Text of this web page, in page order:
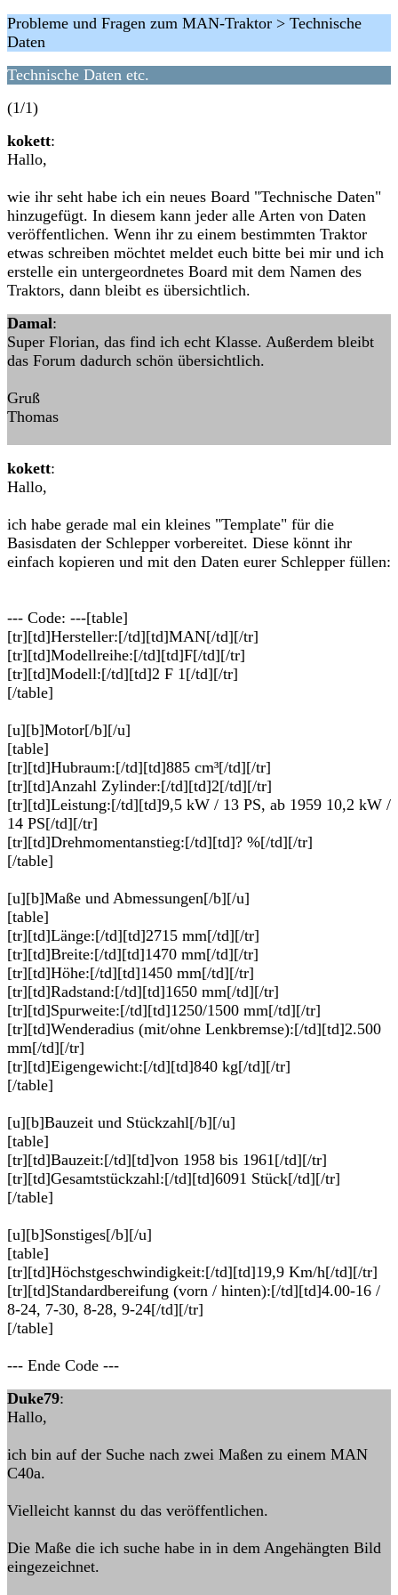
Probleme und Fragen zum MAN-Traktor > Technische
Daten
Technische Daten etc.
(1/1)
kokett:
Hallo,
wie ihr seht habe ich ein neues Board "Technische Daten"
hinzugefügt. In diesem kann jeder alle Arten von Daten
veröffentlichen. Wenn ihr zu einem bestimmten Traktor
etwas schreiben möchtet meldet euch bitte bei mir und ich
erstelle ein untergeordnetes Board mit dem Namen des
Traktors, dann bleibt es übersichtlich.
Damal:
Super Florian, das find ich echt Klasse. Außerdem bleibt
das Forum dadurch schön übersichtlich.
Gruß
Thomas
kokett:
Hallo,
ich habe gerade mal ein kleines "Template" für die
Basisdaten der Schlepper vorbereitet. Diese könnt ihr
einfach kopieren und mit den Daten eurer Schlepper füllen:
--- Code: ---[table]
[tr][td]Hersteller:[/td][td]MAN[/td][/tr]
[tr][td]Modellreihe:[/td][td]F[/td][/tr]
[tr][td]Modell:[/td][td]2 F 1[/td][/tr]
[/table]
[u][b]Motor[/b][/u]
[table]
[tr][td]Hubraum:[/td][td]885 cm³[/td][/tr]
[tr][td]Anzahl Zylinder:[/td][td]2[/td][/tr]
[tr][td]Leistung:[/td][td]9,5 kW / 13 PS, ab 1959 10,2 kW /
14 PS[/td][/tr]
[tr][td]Drehmomentanstieg:[/td][td]? %[/td][/tr]
[/table]
[u][b]Maße und Abmessungen[/b][/u]
[table]
[tr][td]Länge:[/td][td]2715 mm[/td][/tr]
[tr][td]Breite:[/td][td]1470 mm[/td][/tr]
[tr][td]Höhe:[/td][td]1450 mm[/td][/tr]
[tr][td]Radstand:[/td][td]1650 mm[/td][/tr]
[tr][td]Spurweite:[/td][td]1250/1500 mm[/td][/tr]
[tr][td]Wenderadius (mit/ohne Lenkbremse):[/td][td]2.500
mm[/td][/tr]
[tr][td]Eigengewicht:[/td][td]840 kg[/td][/tr]
[/table]
[u][b]Bauzeit und Stückzahl[/b][/u]
[table]
[tr][td]Bauzeit:[/td][td]von 1958 bis 1961[/td][/tr]
[tr][td]Gesamtstückzahl:[/td][td]6091 Stück[/td][/tr]
[/table]
[u][b]Sonstiges[/b][/u]
[table]
[tr][td]Höchstgeschwindigkeit:[/td][td]19,9 Km/h[/td][/tr]
[tr][td]Standardbereifung (vorn / hinten):[/td][td]4.00-16 /
8-24, 7-30, 8-28, 9-24[/td][/tr]
[/table]
--- Ende Code ---
Duke79:
Hallo,
ich bin auf der Suche nach zwei Maßen zu einem MAN
C40a.
Vielleicht kannst du das veröffentlichen.
Die Maße die ich suche habe in in dem Angehängten Bild
eingezeichnet.